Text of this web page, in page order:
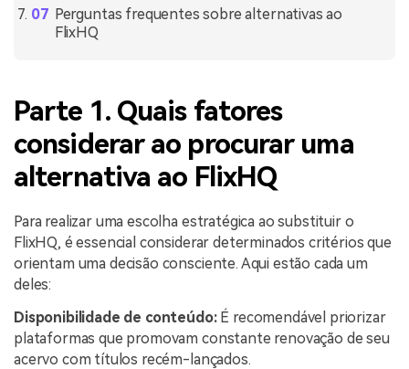
Perguntas frequentes sobre alternativas ao
FlixHQ
Parte 1. Quais fatores
considerar ao procurar uma
alternativa ao FlixHQ
Para realizar uma escolha estratégica ao substituir o
FlixHQ, é essencial considerar determinados critérios que
orientam uma decisão consciente. Aqui estão cada um
deles:
Disponibilidade de conteúdo:É recomendável priorizar
plataformas que promovam constante renovação de seu
acervo com títulos recém-lançados.